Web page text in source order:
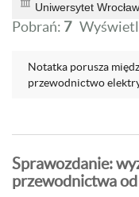
Uniwersytet
Pobrań: 7
Notatka porusza
przewodnictwo
Sprawozdanie:
przewodnictwa